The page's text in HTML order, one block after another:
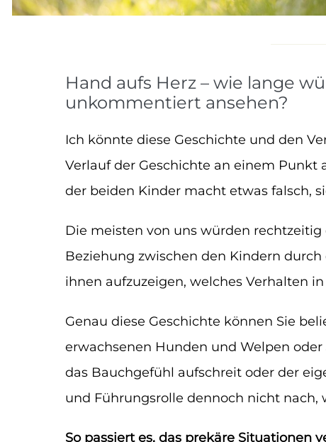
Hand aufs Herz – wie lange
unkommentiert ansehen?
Ich könnte diese Geschichte und den
Verlauf der Geschichte an einem
der beiden Kinder macht etwas falsch,
Die meisten von uns würden
Beziehung zwischen den Kindern
ihnen aufzuzeigen, welches Verhalten
Genau diese Geschichte können Sie
erwachsenen Hunden und Welpen
das Bauchgefühl aufschreit oder der
und Führungsrolle dennoch nicht nach,
So passiert es, das prekäre